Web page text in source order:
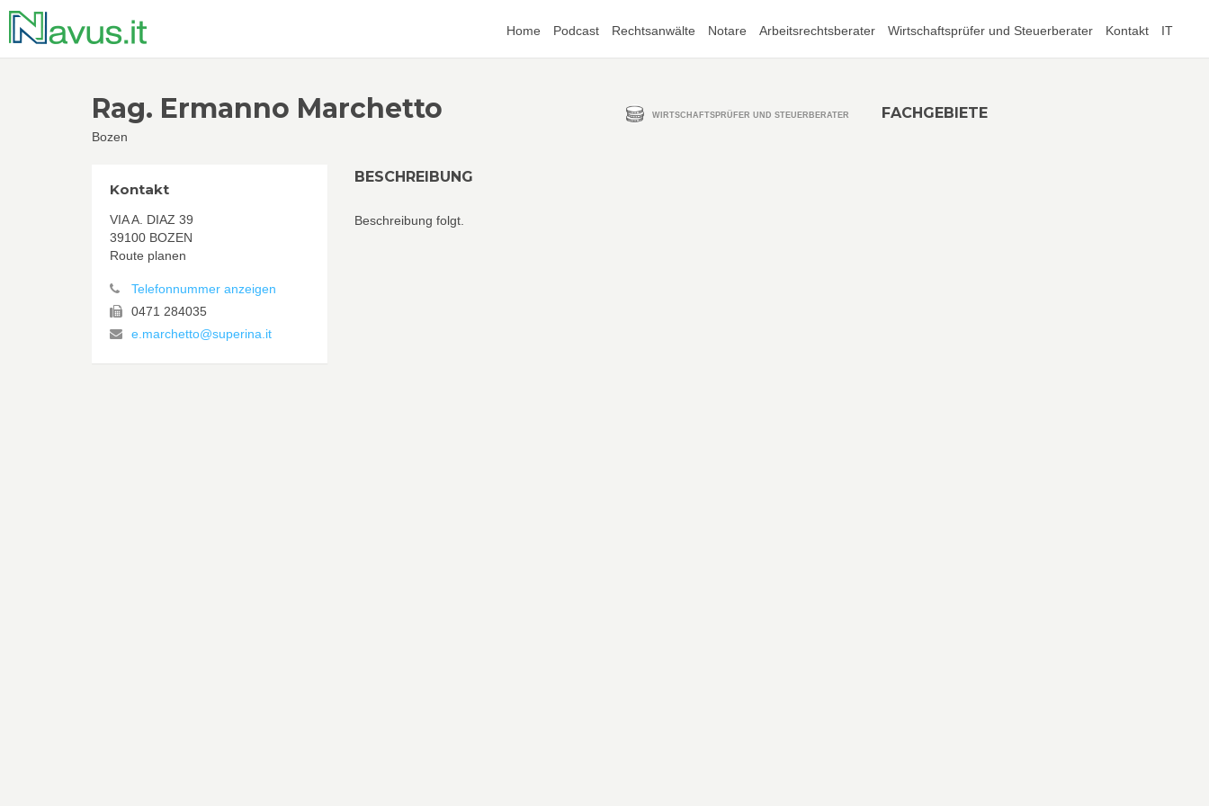
Home Podcast Rechtsanwälte Notare Arbeitsrechtsberater Wirtschaftsprüfer und Steuerberater Kontakt IT
Rag. Ermanno Marchetto
Bozen
WIRTSCHAFTSPRÜFER UND STEUERBERATER
Kontakt
VIA A. DIAZ 39
39100 BOZEN
Route planen
Telefonnummer anzeigen
0471 284035
e.marchetto@superina.it
BESCHREIBUNG
Beschreibung folgt.
FACHGEBIETE